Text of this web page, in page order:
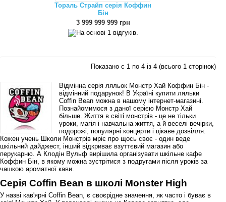
Тораль Страйп серія Коффин
Бін
3 999 999 999 грн
Показано с 1 по 4 із 4 (всього 1 сторінок)
Відмінна серія ляльок Монстр Хай Коффин Бін -
відмінний подарунок! В Україні купити ляльки
Coffin Bean можна в нашому інтернет-магазині.
Познайомимося з даної серією Монстр Хай
більше. Життя в світі монстрів - це не тільки
уроки, магія і навчальна життя, а й веселі вечірки,
подорожі, популярні концерти і цікаве дозвілля.
Кожен учень Школи Монстрів мріє про щось своє - один веде
шкільний дайджест, інший відкриває взуттєвий магазин або
перукарню. А Клодін Вульф вирішила організувати шкільне кафе
Коффин Бін, в якому можна зустрітися з подругами після уроків за
чашкою ароматної кави.
Серія Coffin Bean в школі Monster High
У назві кав'ярні Coffin Bean, є своєрідне значення, як часто і буває в